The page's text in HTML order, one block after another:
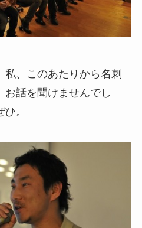
、このあたりから名刺
話を聞けませんでし
。